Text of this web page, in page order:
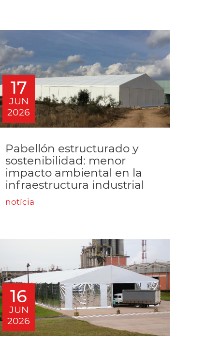
17
JUN
2026
Pabellón estructurado y
sostenibilidad: menor
impacto ambiental en la
infraestructura industrial
notícia
16
JUN
2026